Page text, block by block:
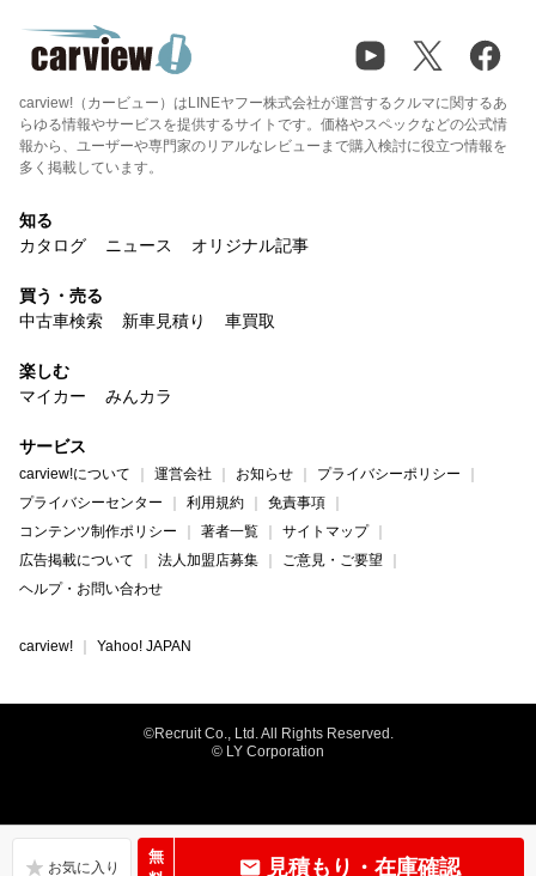
無
見積もり・在庫確認
carview!（カービュー）はLINEヤフー株式会社が運営するクルマに関するあ
らゆる情報やサービスを提供するサイトです。価格やスペックなどの公式情
報から、ユーザーや専門家のリアルなレビューまで購入検討に役立つ情報を
多く掲載しています。
知る
カタログ
ニュース オリジナル記事
買う・売る
中古車検索
新車見積り 車買取
楽しむ
マイカー
みんカラ
サービス
carview!について 運営会社 お知らせ
プライバシーポリシー
プライバシーセンター
利用規約
免責事項
コンテンツ制作ポリシー
著者一覧
サイトマップ
広告掲載について
法人加盟店募集
ご意見・ご要望
ヘルプ・お問い合わせ
carview! Yahoo! JAPAN
©Recruit Co., Ltd. All Rights Reserved.
© LY Corporation